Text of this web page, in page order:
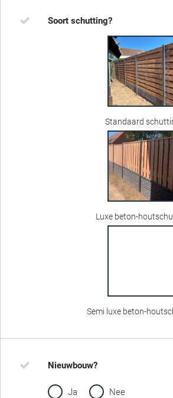
Soort schutting?
Standaard
Luxe beton-
Semi luxe beton-
Nieuwbouw?
Ja Nee